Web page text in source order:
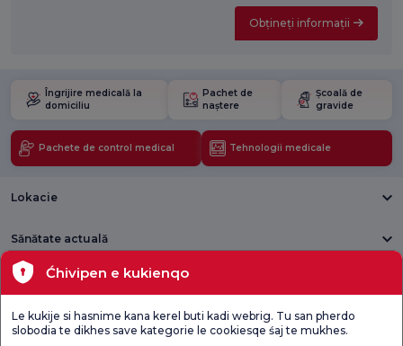
Obțineți informații
Îngrijire medicală la
domiciliu
Pachet de
naștere
Școală de
gravide
Pachete de control medical Tehnologii medicale
Lokacie
Sănătate actuală
Unități medicale
Sondaj general
Verificați
Chestionarul de
Sondaj de
satisfacție
Ćhivipen e kukienqo
Le kukije si hasnime kana kerel buti kadi webrig. Tu san pherdo
slobodia te dikhes save kategorie le cookiesqe śaj te mukhes.